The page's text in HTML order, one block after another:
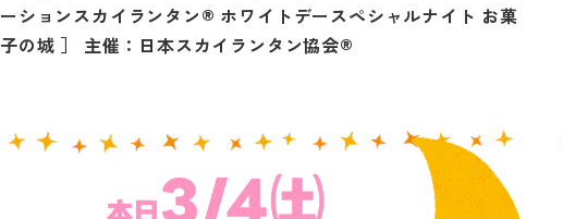
ーションスカイランタン® ホワイトデースペシャルナイト お菓
子の城 ］ 主催：日本スカイランタン協会®